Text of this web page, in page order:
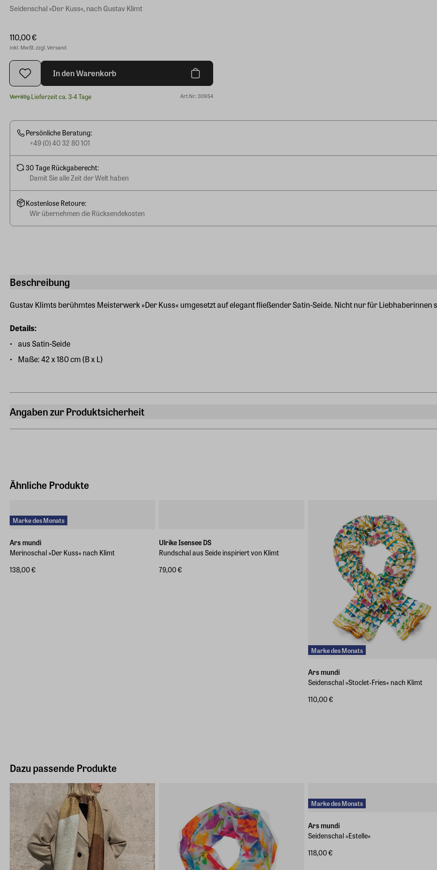
Beschreibung
Gustav Klimts berühmtes Meisterwerk »Der Kuss« umgesetzt auf elegant fließender Satin-Seide. Nicht nur für
Details:
aus Satin-Seide
Maße: 42 x 180 cm (B x L)
Angaben zur Produktsicherheit
Deutschland (EU)
Seidenschal »Der Kuss«, nach Gustav Klimt
110,00 €
inkl. MwSt. zzgl. Versand
In den Warenkorb
Vorrätig.Lieferzeit ca. 3-4 Tage Art.Nr.: 30954
Persönliche Beratung:
+49 (0) 40 32 80 101
30 Tage Rückgaberecht:
Damit Sie alle Zeit der Welt haben
Kostenlose Retoure:
Wir übernehmen die Rücksendekosten
Ähnliche Produkte
Marke des Monats
Ars mundi
Merinoschal »Der Kuss« nach Klimt
138,00 €
Ulrike Isensee DS
Rundschal aus Seide inspiriert von Klimt
79,00 €
Marke des Monats
Ars mundi
Seidenschal »Stoclet-Fries« nach Klimt
110,00 €
Dazu passende Produkte
Marke des Monats
Ars mundi
Seidenschal »Estelle«
118,00 €